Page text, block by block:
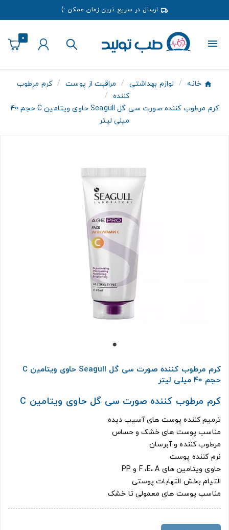
ارسال در سریع ترین زمان ممکن :)
0
خانه لوازم بهداشتی مراقبت از پوست
کرم مرطوب
کننده
کرم مرطوب کننده صورت سی گل Seagull حاوی ویتامین C حجم 40
میلی لیتر
کرم مرطوب کننده صورت سی گل Seagull حاوی ویتامین C
حجم 40 میلی لیتر
کرم مرطوب کننده صورت سی گل حاوی ویتامین C
ترمیم کننده پوست های آسیب دیده
مناسب پوست های خشک و حساس
مرطوب کننده و آبرسان
نرم کننده پوست
حاوی ویتامین های F ،E، A و PP
التیام بخش التهابات پوستی
مناسب پوست های معمولی تا خشک